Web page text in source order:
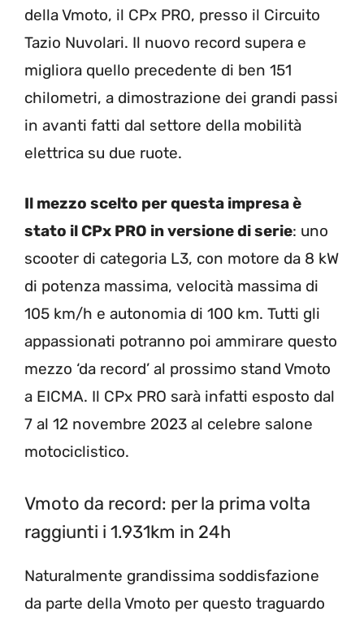
della Vmoto, il CPx PRO, presso il Circuito
Tazio Nuvolari. Il nuovo record supera e
migliora quello precedente di ben 151
chilometri, a dimostrazione dei grandi passi
in avanti fatti dal settore della mobilità
elettrica su due ruote.
Il mezzo scelto per questa impresa è
stato il CPx PRO in versione di serie: uno
scooter di categoria L3, con motore da 8 kW
di potenza massima, velocità massima di
105 km/h e autonomia di 100 km. Tutti gli
appassionati potranno poi ammirare questo
mezzo ‘da record’ al prossimo stand Vmoto
a EICMA. Il CPx PRO sarà infatti esposto dal
7 al 12 novembre 2023 al celebre salone
motociclistico.
Vmoto da record: per la prima volta
raggiunti i 1.931km in 24h
Naturalmente grandissima soddisfazione
da parte della Vmoto per questo traguardo